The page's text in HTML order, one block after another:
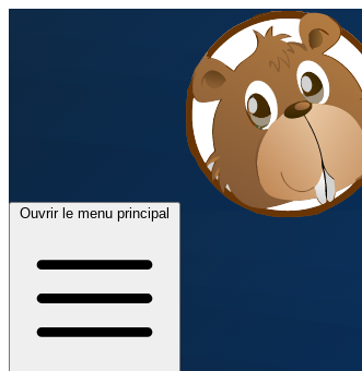
Ouvrir le menu principal